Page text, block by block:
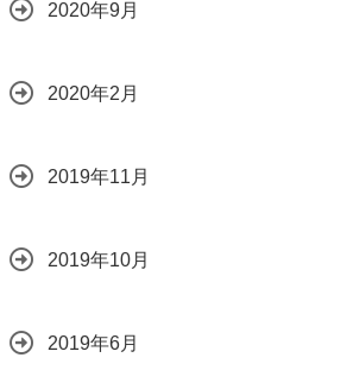
2020年9月
2020年2月
2019年11月
2019年10月
2019年6月